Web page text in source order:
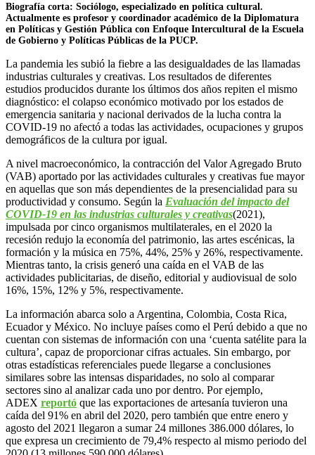
Biografía corta: Sociólogo, especializado en política cultural.
Actualmente es profesor y coordinador académico de la Diplomatura
en Políticas y Gestión Pública con Enfoque Intercultural de la Escuela
de Gobierno y Políticas Públicas de la PUCP.
La pandemia les subió la fiebre a las desigualdades de las llamadas
industrias culturales y creativas. Los resultados de diferentes
estudios producidos durante los últimos dos años repiten el mismo
diagnóstico: el colapso económico motivado por los estados de
emergencia sanitaria y nacional derivados de la lucha contra la
COVID-19 no afectó a todas las actividades, ocupaciones y grupos
demográficos de la cultura por igual.
A nivel macroeconómico, la contracción del Valor Agregado Bruto
(VAB) aportado por las actividades culturales y creativas fue mayor
en aquellas que son más dependientes de la presencialidad para su
productividad y consumo. Según la Evaluación del impacto del
COVID-19 en las industrias culturales y creativas(2021),
impulsada por cinco organismos multilaterales, en el 2020 la
recesión redujo la economía del patrimonio, las artes escénicas, la
formación y la música en 75%, 44%, 25% y 26%, respectivamente.
Mientras tanto, la crisis generó una caída en el VAB de las
actividades publicitarias, de diseño, editorial y audiovisual de solo
16%, 15%, 12% y 5%, respectivamente.
La información abarca solo a Argentina, Colombia, Costa Rica,
Ecuador y México. No incluye países como el Perú debido a que no
cuentan con sistemas de información con una ‘cuenta satélite para la
cultura’, capaz de proporcionar cifras actuales. Sin embargo, por
otras estadísticas referenciales puede llegarse a conclusiones
similares sobre las intensas disparidades, no solo al comparar
sectores sino al analizar cada uno por dentro. Por ejemplo,
ADEX reportó que las exportaciones de artesanía tuvieron una
caída del 91% en abril del 2020, pero también que entre enero y
agosto del 2021 llegaron a sumar 24 millones 386.000 dólares, lo
que expresa un crecimiento de 79,4% respecto al mismo periodo del